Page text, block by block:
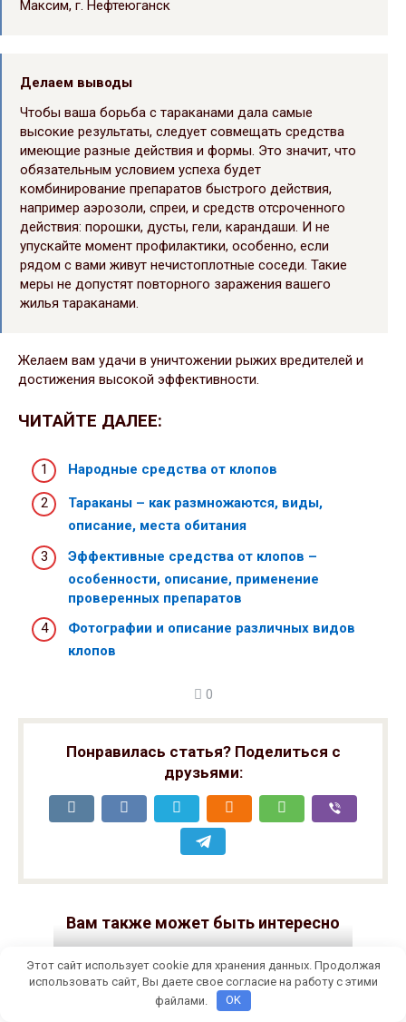
Максим, г. Нефтеюганск
Делаем выводы
Чтобы ваша борьба с тараканами дала самые
высокие результаты, следует совмещать средства
имеющие разные действия и формы. Это значит, что
обязательным условием успеха будет
комбинирование препаратов быстрого действия,
например аэрозоли, спреи, и средств отсроченного
действия: порошки, дусты, гели, карандаши. И не
упускайте момент профилактики, особенно, если
рядом с вами живут нечистоплотные соседи. Такие
меры не допустят повторного заражения вашего
жилья тараканами.
Желаем вам удачи в уничтожении рыжих вредителей и
достижения высокой эффективности.
ЧИТАЙТЕ ДАЛЕЕ:
Народные средства от клопов
Тараканы – как размножаются, виды,
описание, места обитания
Эффективные средства от клопов –
особенности, описание, применение
проверенных препаратов
Фотографии и описание различных видов
клопов
0
Понравилась статья? Поделиться с
друзьями:
Вам также может быть интересно
Как избавиться от тараканов –
лучшие средства и препараты, их
Этот сайт использует cookie для хранения данных. Продолжая
использовать сайт, Вы даете свое согласие на работу с этими
файлами.
OK